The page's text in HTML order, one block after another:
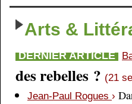
Arts &
DERNIER ARTICLE
des rebelles ? (21
Jean-Paul Rogues ›